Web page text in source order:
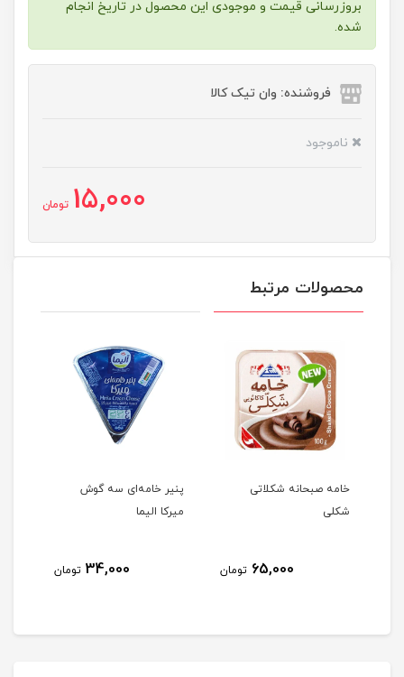
بروزرسانی قیمت و موجودی این محصول در تاریخ انجام
شده.
فروشنده: وان تیک کالا
ناموجود
15,000 تومان
محصولات مرتبط
خامه صبحانه شکلاتی
شکلی
65,000 تومان
پنیر خامه‌ای سه گوش
میرکا الیما
34,000 تومان